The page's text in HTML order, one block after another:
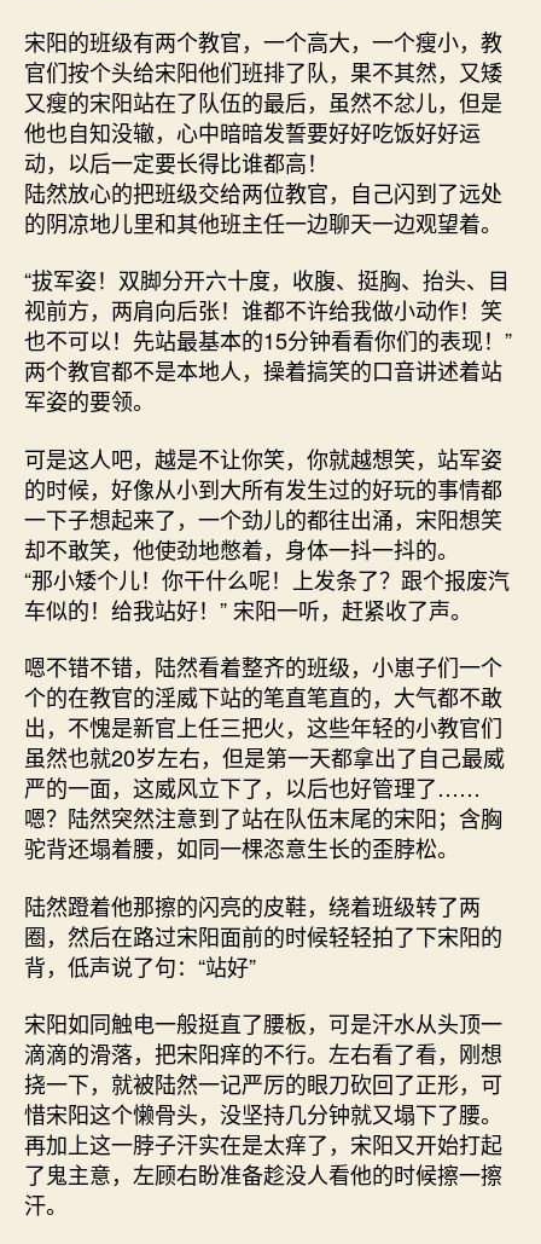
宋阳的班级有两个教官，一个高大，一个瘦小，教
官们按个头给宋阳他们班排了队，果不其然，又矮
又瘦的宋阳站在了队伍的最后，虽然不忿儿，但是
他也自知没辙，心中暗暗发誓要好好吃饭好好运
动，以后一定要长得比谁都高！
陆然放心的把班级交给两位教官，自己闪到了远处
的阴凉地儿里和其他班主任一边聊天一边观望着。
“拔军姿！双脚分开六十度，收腹、挺胸、抬头、目
视前方，两肩向后张！谁都不许给我做小动作！笑
也不可以！先站最基本的15分钟看看你们的表现！”
两个教官都不是本地人，操着搞笑的口音讲述着站
军姿的要领。
可是这人吧，越是不让你笑，你就越想笑，站军姿
的时候，好像从小到大所有发生过的好玩的事情都
一下子想起来了，一个劲儿的都往出涌，宋阳想笑
却不敢笑，他使劲地憋着，身体一抖一抖的。
“那小矮个儿！你干什么呢！上发条了？跟个报废汽
车似的！给我站好！” 宋阳一听，赶紧收了声。
嗯不错不错，陆然看着整齐的班级，小崽子们一个
个的在教官的淫威下站的笔直笔直的，大气都不敢
出，不愧是新官上任三把火，这些年轻的小教官们
虽然也就20岁左右，但是第一天都拿出了自己最威
严的一面，这威风立下了，以后也好管理了……
嗯？陆然突然注意到了站在队伍末尾的宋阳；含胸
驼背还塌着腰，如同一棵恣意生长的歪脖松。
陆然蹬着他那擦的闪亮的皮鞋，绕着班级转了两
圈，然后在路过宋阳面前的时候轻轻拍了下宋阳的
背，低声说了句：“站好”
宋阳如同触电一般挺直了腰板，可是汗水从头顶一
滴滴的滑落，把宋阳痒的不行。左右看了看，刚想
挠一下，就被陆然一记严厉的眼刀砍回了正形，可
惜宋阳这个懒骨头，没坚持几分钟就又塌下了腰。
再加上这一脖子汗实在是太痒了，宋阳又开始打起
了鬼主意，左顾右盼准备趁没人看他的时候擦一擦
汗。